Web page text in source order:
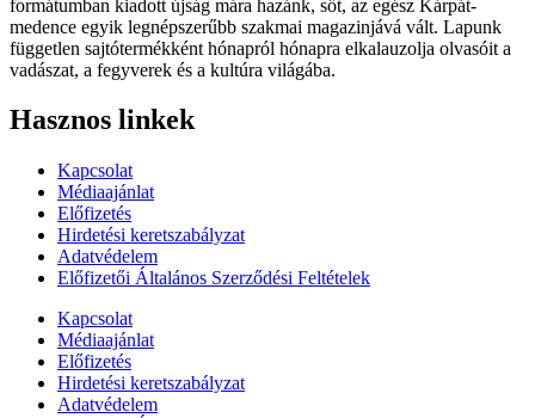
formátumban kiadott újság mára hazánk, sőt, az egész Kárpát-
medence egyik legnépszerűbb szakmai magazinjává vált. Lapunk
független sajtótermékként hónapról hónapra elkalauzolja olvasóit a
vadászat, a fegyverek és a kultúra világába.
Hasznos linkek
Kapcsolat
Médiaajánlat
Előfizetés
Hirdetési keretszabályzat
Adatvédelem
Előfizetői Általános Szerződési Feltételek
Kapcsolat
Médiaajánlat
Előfizetés
Hirdetési keretszabályzat
Adatvédelem